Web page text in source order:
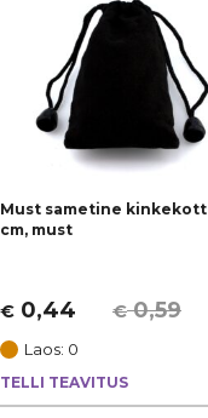
7x9 cm
(29)
9x12 cm
KATEGOORIAD
Tarvikud
Jõulud
SAADAVUS
Laos
Otsas(10)
Must sametine kinkekott
cm, must
€0,59
Algne
hind
oli:
€ 0,59.
€ 0,44
Current
price
is:
€ 0,44.
Laos: 0
TELLI TEAVITUS